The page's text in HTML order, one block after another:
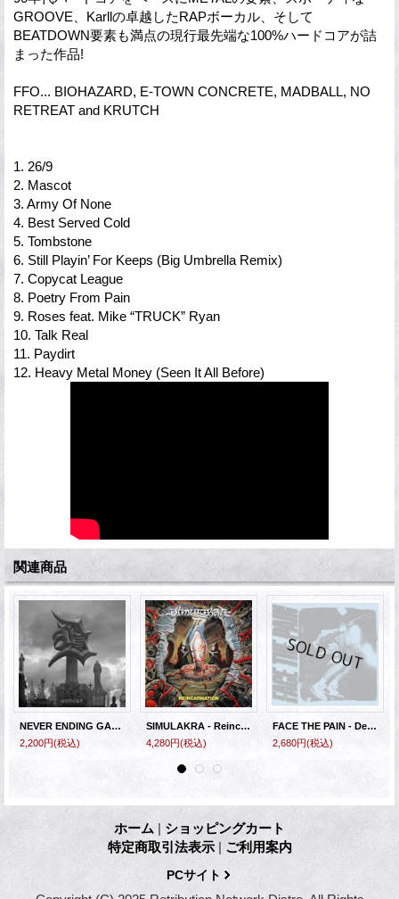
GROOVE、Karllの卓越したRAPボーカル、そして
BEATDOWN要素も満点の現行最先端な100%ハードコアが詰
まった作品!
FFO... BIOHAZARD, E-TOWN CONCRETE, MADBALL, NO
RETREAT and KRUTCH
1. 26/9
2. Mascot
3. Army Of None
4. Best Served Cold
5. Tombstone
6. Still Playin’ For Keeps (Big Umbrella Remix)
7. Copycat League
8. Poetry From Pain
9. Roses feat. Mike “TRUCK” Ryan
10. Talk Real
11. Paydirt
12. Heavy Metal Money (Seen It All Before)
関連商品
NEVER ENDING GAME - Outcry [CD]
2,200円(税込)
SIMULAKRA - Reincarnation (Mint Green) [LP]
4,280円(税込)
FACE THE PAIN - Demo (Black) [EP]
2,680円(税込)
ホーム | ショッピングカート
特定商取引法表示 | ご利用案内
PCサイト